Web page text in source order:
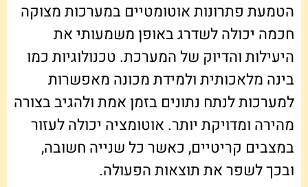
הטמעת פתרונות אוטומטיים במערכות מצוקה
חכמה יכולה לשדרג באופן משמעותי את
היעילות והדיוק של המערכת. טכנולוגיות כמו
בינה מלאכותית ולמידת מכונה מאפשרות
למערכות לנתח נתונים בזמן אמת ולהגיב בצורה
מהירה ומדויקת יותר. אוטומציה יכולה לעזור
במצבים קריטיים, כאשר כל שנייה חשובה,
ובכך לשפר את תוצאות הפעולה.